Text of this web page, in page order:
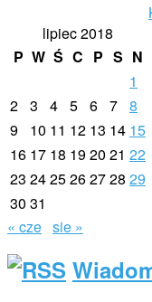
lipiec 2018
P W Ś C P S N
1
2 3 4 5 6 7 8
9
10 11 12 13 14 15
16 17 18 1920 21 22
23 2425262728 29
30 31
« cze sie »